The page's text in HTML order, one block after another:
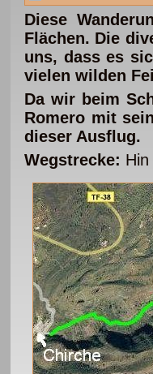
Diese
Flächen. Die
uns, dass es
vielen wilden
Da wir beim
Romero mit
dieser Ausflug.
Wegstrecke: